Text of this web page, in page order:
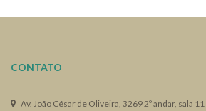
CONTATO
Av. João César de Oliveira, 3269 2º andar, sala